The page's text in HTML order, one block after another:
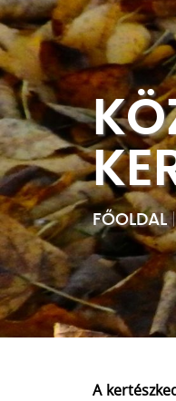
FŐOLDAL
A